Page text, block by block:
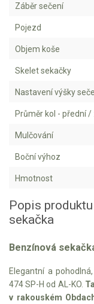
Aku STIHL
Aku AL-KO
Štípačka na
VARI
VARI malotraktory
VARI multifunkční
Sněhové frézy
Vertikutátory
Kultivátory
Nůžky na živý
Záběr sečení
Pojezd
Objem koše
Skelet sekačky
Nastavení výšky
Průměr kol - přední /
Mulčování
Boční výhoz
Hmotnost
Popis
sekačka
Benzínová
Elegantní a
474 SP-H od AL-KO.
v rakouském